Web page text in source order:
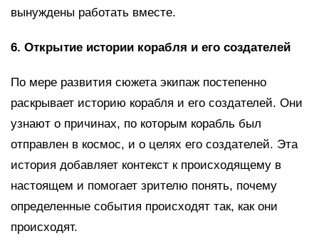
вынуждены работать вместе.
6. Открытие истории корабля и его создателей
По мере развития сюжета экипаж постепенно
раскрывает историю корабля и его создателей. Они
узнают о причинах, по которым корабль был
отправлен в космос, и о целях его создателей. Эта
история добавляет контекст к происходящему в
настоящем и помогает зрителю понять, почему
определенные события происходят так, как они
происходят.